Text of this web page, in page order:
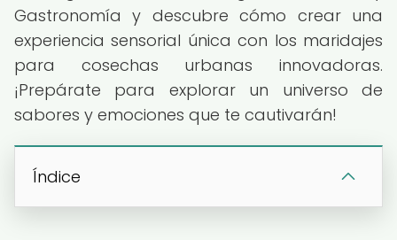
Gastronomía y descubre cómo crear una
experiencia sensorial única con los maridajes
para cosechas urbanas innovadoras.
¡Prepárate para explorar un universo de
sabores y emociones que te cautivarán!
Índice